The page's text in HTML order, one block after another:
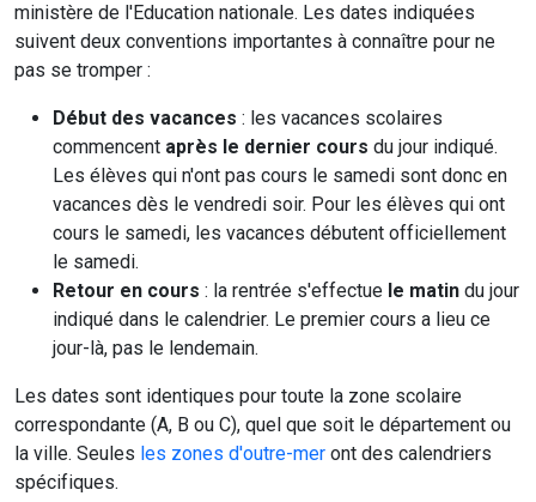
ministère de l'Education nationale. Les dates indiquées
suivent deux conventions importantes à connaître pour ne
pas se tromper :
Début des vacances : les vacances scolaires
commencent après le dernier cours du jour indiqué.
Les élèves qui n'ont pas cours le samedi sont donc en
vacances dès le vendredi soir. Pour les élèves qui ont
cours le samedi, les vacances débutent officiellement
le samedi.
Retour en cours : la rentrée s'effectue le matin du jour
indiqué dans le calendrier. Le premier cours a lieu ce
jour-là, pas le lendemain.
Les dates sont identiques pour toute la zone scolaire
correspondante (A, B ou C), quel que soit le département ou
la ville. Seules les zones d'outre-mer ont des calendriers
spécifiques.